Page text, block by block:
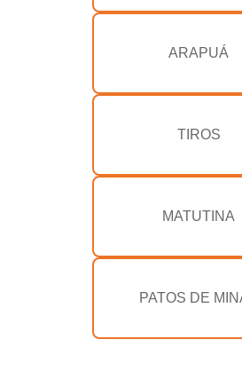
ARAPUÁ
TIROS
MATUTINA
PATOS DE